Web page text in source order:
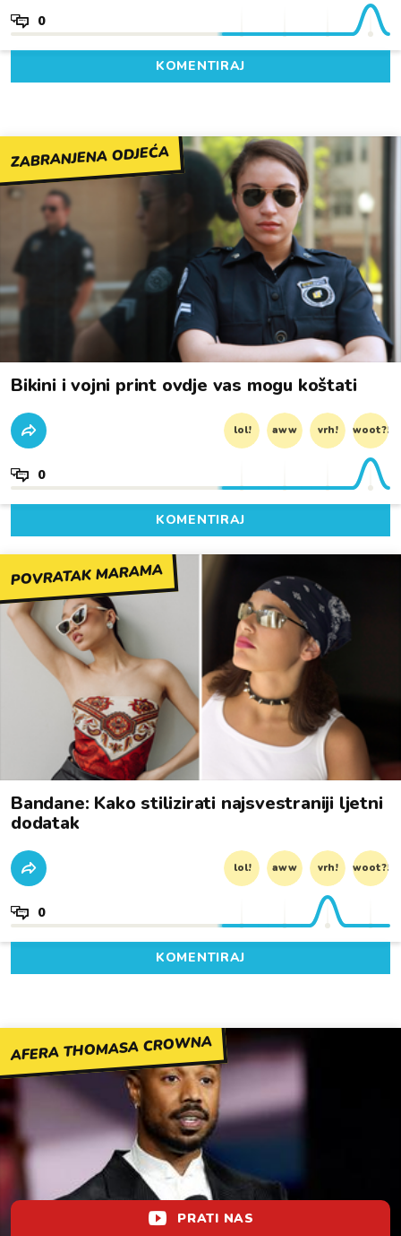
0
KOMENTIRAJ
ZABRANJENA ODJEĆA
Bikini i vojni print ovdje vas mogu koštati
lol! aww vrh! woot?!
0
KOMENTIRAJ
POVRATAK MARAMA
Bandane: Kako stilizirati najsvestraniji ljetni
dodatak
lol! aww vrh! woot?!
0
KOMENTIRAJ
AFERA THOMASA CROWNA
PRATI NAS